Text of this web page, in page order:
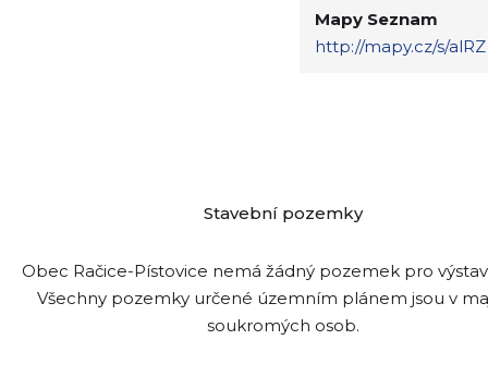
Mapy Seznam
http://mapy.cz/s/alRZ
Stavební pozemky
Obec Račice-Pístovice nemá žádný pozemek pro
Všechny pozemky určené územním plánem jsou v
soukromých osob.